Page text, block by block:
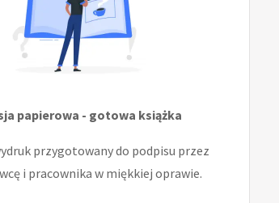
papierowa - gotowa książka
przygotowany do podpisu przez
i pracownika w miękkiej oprawie.